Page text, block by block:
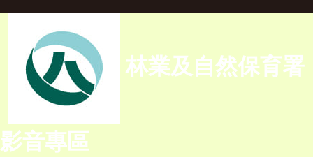
林業及自然保育署
影音專區